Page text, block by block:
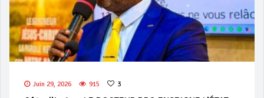
Juin 29, 2026 915 3